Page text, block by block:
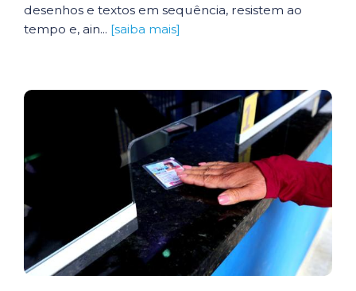
desenhos e textos em sequência, resistem ao
tempo e, ain... [saiba mais]